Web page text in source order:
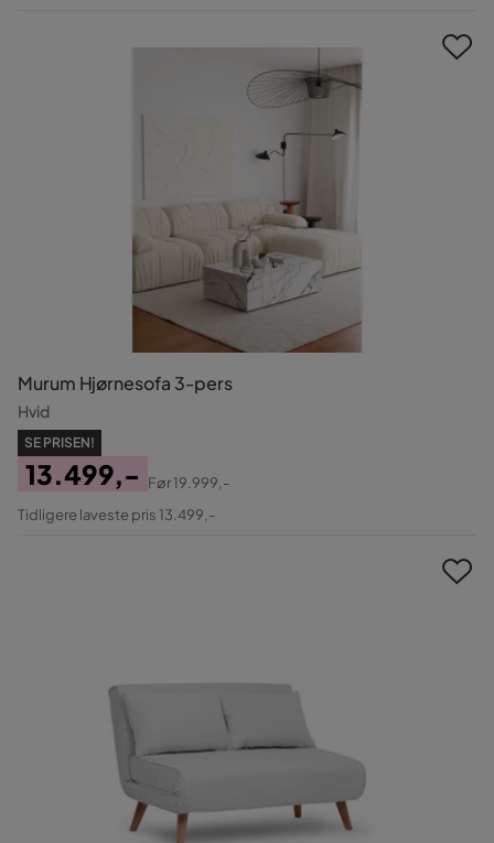
Murum Hjørnesofa 3-pers
Hvid
SE PRISEN!
Pris
13.499,-
Original
Før19.999,-
Tidligere laveste pris 13.499,-